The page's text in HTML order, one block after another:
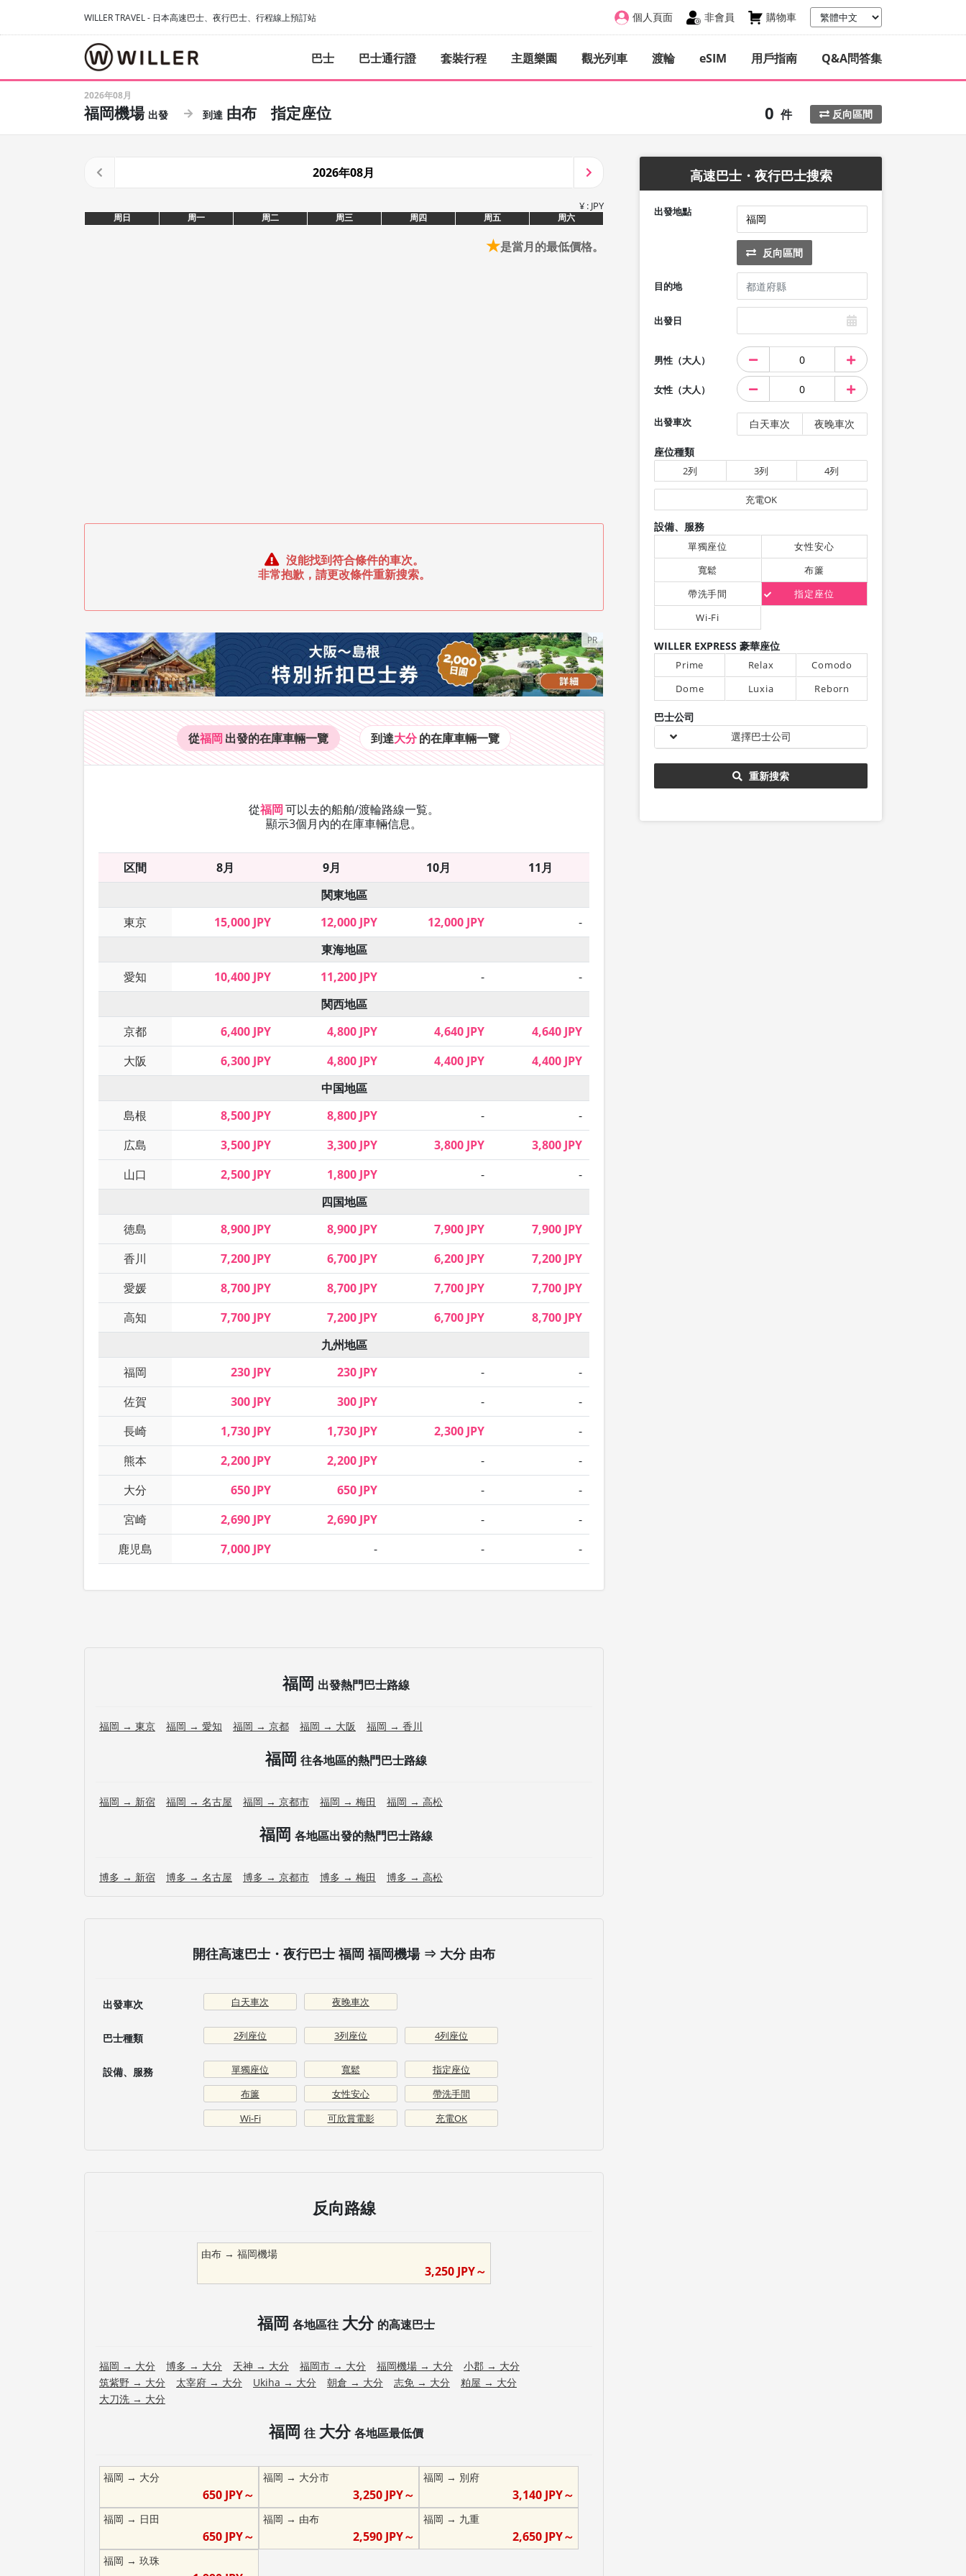
WILLER TRAVEL - 日本高速巴士、夜行巴士、行程線上預訂站 個人頁面 非會員 購物車
巴士 巴士通行證 套裝行程 主題樂園 觀光列車 渡輪 eSIM 用戶指南 Q&A問答集
2026年08月
福岡機場 由布 指定座位 0 件 反向區間
2026年08月
¥ : JPY
周日 周一 周二 周三 周四 周五 周六
★是當月的最低價格。
沒能找到符合條件的車次。
非常抱歉，請更改條件重新搜索。
PR
從福岡 出發的在庫車輛一覽 到達大分的在庫車輛一覽
從福岡可以去的船舶/渡輪路線一覧。
顯示3個月內的在庫車輛信息。
区間 8月 9月 10月
11月
関東地區
東京
15,000 JPY 12,000 JPY 12,000 JPY
-
東海地區
愛知
10,400 JPY 11,200 JPY -
-
関西地區
京都
6,400 JPY 4,800 JPY 4,640 JPY
4,640 JPY
大阪
6,300 JPY 4,800 JPY 4,400 JPY
4,400 JPY
中国地區
島根
8,500 JPY 8,800 JPY -
-
広島
3,500 JPY 3,300 JPY 3,800 JPY
3,800 JPY
山口
2,500 JPY 1,800 JPY -
-
四国地區
徳島
8,900 JPY 8,900 JPY 7,900 JPY
7,900 JPY
香川
7,200 JPY 6,700 JPY 6,200 JPY
7,200 JPY
愛媛
8,700 JPY 8,700 JPY 7,700 JPY
7,700 JPY
高知
7,700 JPY 7,200 JPY 6,700 JPY
8,700 JPY
九州地區
福岡
230 JPY 230 JPY -
-
佐賀
300 JPY 300 JPY -
-
長崎
1,730 JPY 1,730 JPY 2,300 JPY
-
熊本
2,200 JPY 2,200 JPY -
-
大分
650 JPY 650 JPY -
-
宮崎
2,690 JPY 2,690 JPY -
-
鹿児島
7,000 JPY - - -
福岡 出發熱門巴士路線
福岡 → 東京 福岡 → 愛知 福岡 → 京都 福岡 → 大阪 福岡 → 香川
福岡 往各地區的熱門巴士路線
福岡 → 新宿 福岡 → 名古屋 福岡 → 京都市 福岡 → 梅田 福岡 → 高松
福岡 各地區出發的熱門巴士路線
博多 → 新宿 博多 → 名古屋 博多 → 京都市 博多 → 梅田 博多 → 高松
開往高速巴士・夜行巴士 福岡 福岡機場 ⇒ 大分 由布
出發車次 白天車次 夜晚車次
巴士種類 2列座位 3列座位 4列座位
設備、服務 單獨座位 寬鬆
指定座位
布簾
女性安心
帶洗手間
Wi-Fi
可欣賞電影 充電OK
反向路線
由布 →福岡機場
3,250 JPY～
福岡 各地區往 大分 的高速巴士
福岡 → 大分 博多 → 大分 天神 → 大分 福岡市 → 大分 福岡機場 → 大分 小郡 → 大分
筑紫野 → 大分 太宰府 → 大分 Ukiha → 大分 朝倉 → 大分 志免 → 大分 粕屋 → 大分
大刀洗 → 大分
福岡 往 大分 各地區最低價
福岡 → 大分
650 JPY～
福岡 → 大分市
3,250JPY～
福岡 → 別府
3,140 JPY～
福岡 → 日田
650 JPY～
福岡 → 由布
2,590JPY～
福岡 → 九重
2,650 JPY～
福岡 → 玖珠
高速巴士・夜行巴士搜索
出發地點
反向區間
目的地
出發日
男性（大人）
女性（大人）
出發車次 白天車次 夜晚車次
座位種類
2列 3列 4列
充電OK
設備、服務
單獨座位
女性安心
寬鬆
布簾
帶洗手間
指定座位
Wi-Fi
WILLER EXPRESS 豪華座位
Prime Relax
Comodo
Dome
Luxia Reborn
巴士公司
選擇巴士公司
重新搜索